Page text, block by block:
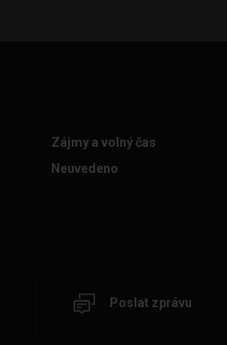
Zájmy a volný čas
Neuvedeno
Poslat zprávu